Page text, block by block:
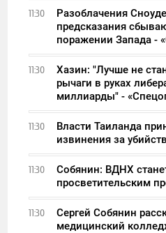
11:30
Разоблачения
предсказания
поражении Запада -
11:30
Хазин: "Лучше не
рычаги в руках
миллиарды" -
11:30
Власти Таиланда
извинения за
11:30
Собянин: ВДНХ
просветительским
11:30
Сергей Собянин
медицинский